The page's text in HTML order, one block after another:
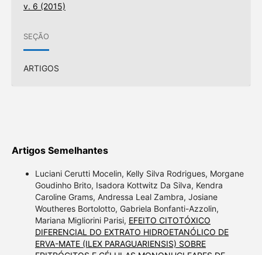
v. 6 (2015)
SEÇÃO
ARTIGOS
Artigos Semelhantes
Luciani Cerutti Mocelin, Kelly Silva Rodrigues, Morgane
Goudinho Brito, Isadora Kottwitz Da Silva, Kendra
Caroline Grams, Andressa Leal Zambra, Josiane
Woutheres Bortolotto, Gabriela Bonfanti-Azzolin,
Mariana Migliorini Parisi, EFEITO CITOTÓXICO
DIFERENCIAL DO EXTRATO HIDROETANÓLICO DE
ERVA-MATE (ILEX PARAGUARIENSIS) SOBRE